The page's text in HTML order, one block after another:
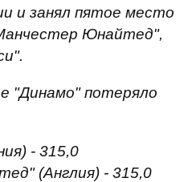
и занял пятое место
Юнайтед",
"Динамо" потеряло
- 315,0
(Англия) - 315,0